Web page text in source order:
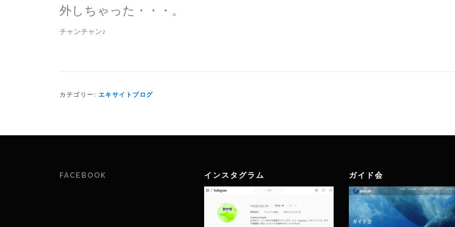
外しちゃった・・・。
チャンチャン♪
カテゴリー: エキサイトブログ
FACEBOOK インスタグラム ガイド会